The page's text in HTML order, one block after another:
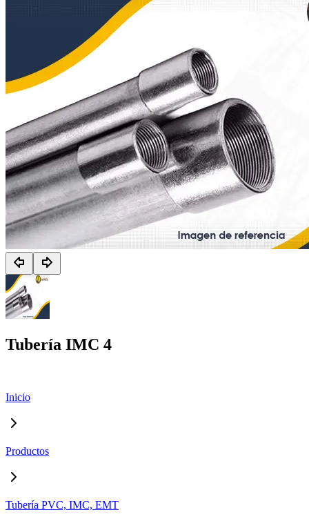
Tubería IMC 4
Inicio
Productos
Tubería PVC, IMC, EMT